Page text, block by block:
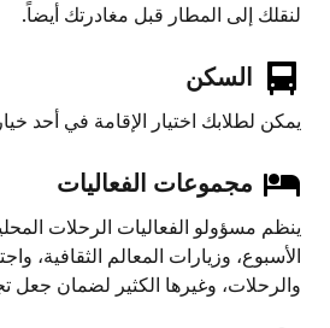
لنقلك إلى المطار قبل مغادرتك أيضاً.
السكن
يمكن لطلابك اختيار الإقامة في أحد
مجموعات الفعاليات
ينظم مسؤولو الفعاليات الرحلات
الأسبوع، وزيارات المعالم الثقافية،
والرحلات، وغيرها الكثير لضمان جعل